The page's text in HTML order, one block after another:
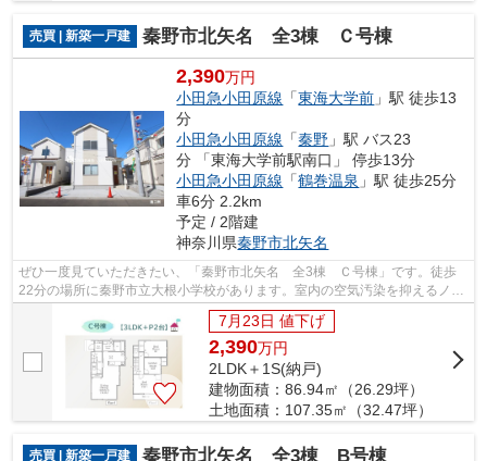
売買 | 新築一戸建 秦野市北矢名 全3棟 Ｃ号棟
2,390万円
小田急小田原線 「東海大学前 」駅 徒歩13
分
小田急小田原線 「秦野 」駅 バス23
分 「東海大学前駅南口」 停歩13分
小田急小田原線 「鶴巻温泉 」駅 徒歩25分
車6分 2.2km
予定 / 2階建
神奈川県秦野市北矢名
ぜひ一度見ていただきたい、「秦野市北矢名 全3棟 Ｃ号棟」です。徒歩
22分の場所に秦野市立大根小学校があります。室内の空気汚染を抑えるノン
ホルムアルデヒドを使用した物件です。...
7月23日 値下げ
2,390万円
2LDK＋1S(納戸)
建物面積：86.94㎡（26.29坪）
土地面積：107.35㎡（32.47坪）
売買 | 新築一戸建 秦野市北矢名 全3棟 B号棟